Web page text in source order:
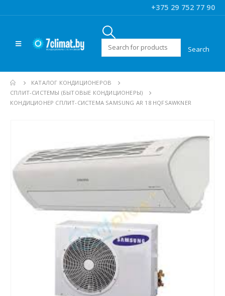
+375 29 752 77 90
Искать:
КАТАЛОГ КОНДИЦИОНЕРОВ
CПЛИТ-СИСТЕМЫ (БЫТОВЫЕ КОНДИЦИОНЕРЫ)
КОНДИЦИОНЕР СПЛИТ-СИСТЕМА SAMSUNG AR 18 HQFSAWKNER